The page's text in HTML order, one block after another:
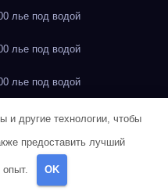
лье под водой
лье под водой
лье под водой
лье под водой
лье под водой
и другие технологии, чтобы
предоставить лучший
OK